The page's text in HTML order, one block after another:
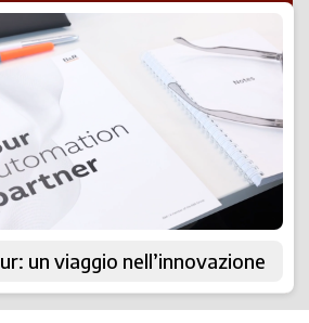
un viaggio nell’innovazione